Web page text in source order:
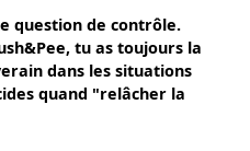
question de contrôle.
tu as toujours la
dans les situations
quand "relâcher la